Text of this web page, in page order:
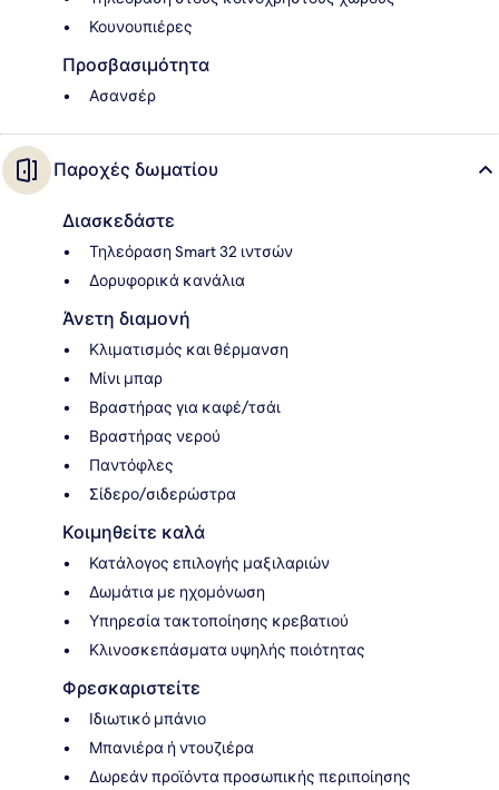
Κουνουπιέρες
Προσβασιμότητα
Ασανσέρ
Παροχές δωματίου
Διασκεδάστε
Τηλεόραση Smart 32 ιντσών
Δορυφορικά κανάλια
Άνετη διαμονή
Κλιματισμός και θέρμανση
Μίνι μπαρ
Βραστήρας για καφέ/τσάι
Βραστήρας νερού
Παντόφλες
Σίδερο/σιδερώστρα
Κοιμηθείτε καλά
Κατάλογος επιλογής μαξιλαριών
Δωμάτια με ηχομόνωση
Υπηρεσία τακτοποίησης κρεβατιού
Κλινοσκεπάσματα υψηλής ποιότητας
Φρεσκαριστείτε
Ιδιωτικό μπάνιο
Μπανιέρα ή ντουζιέρα
Δωρεάν προϊόντα προσωπικής περιποίησης